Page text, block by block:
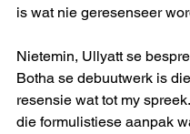
is wat nie geresenseer
Nietemin, Ullyatt se
Botha se debuutwerk is
resensie wat tot my
die formulistiese aanpak